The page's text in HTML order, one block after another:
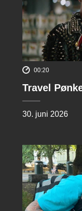
00:20
Travel
30. juni 2026